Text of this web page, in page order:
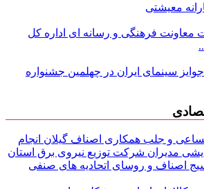
معیشتی
معاونت فرهنگی و رسانه ای اداره کل
سینمای ایران در چهلمین جشنواره
و جلب همکاری اصناف گیلان انجام
مدیران شركت توزیع نیروی برق استان
اصناف و روسای اتحادیه های صنفی